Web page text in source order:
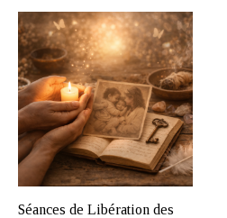
Séances de Libération des